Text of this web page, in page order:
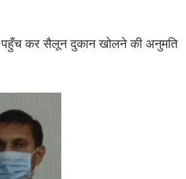
पहुँच कर सैलून दुकान खोलने की अनुमति